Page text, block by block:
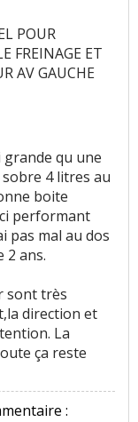
POUR
FREINAGE ET
AV GAUCHE
qu une
4 litres au
boite
performant
pas mal au dos
2 ans.
sont très
direction et
La
ça reste
: